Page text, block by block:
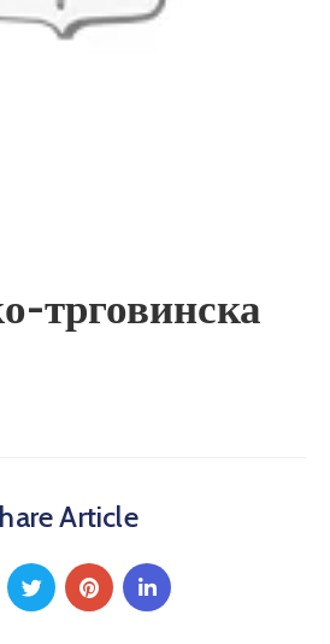
трговинска
Article